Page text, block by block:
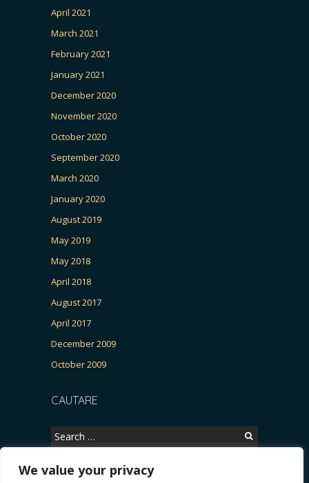
We value your privacy
April 2021
March 2021
February 2021
January 2021
December 2020
November 2020
October 2020
September 2020
March 2020
January 2020
August 2019
May 2019
May 2018
April 2018
August 2017
April 2017
December 2009
October 2009
CAUTARE
Search
for: